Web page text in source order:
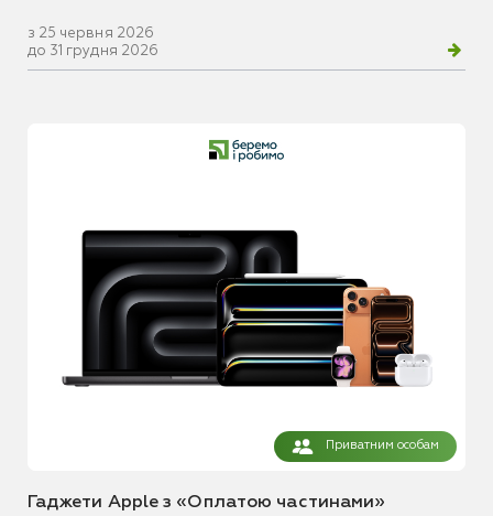
з 25 червня 2026
до 31 грудня 2026
Приватним особам
Гаджети Apple з «Оплатою частинами»